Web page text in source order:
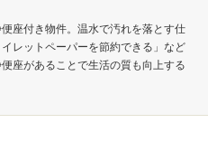
座付き物件。温水で汚れを落とす仕
レットペーパーを節約できる」など
座があることで生活の質も向上する